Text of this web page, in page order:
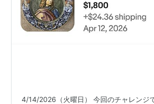
4/14/2026（火曜日） 今回のチャレンジ